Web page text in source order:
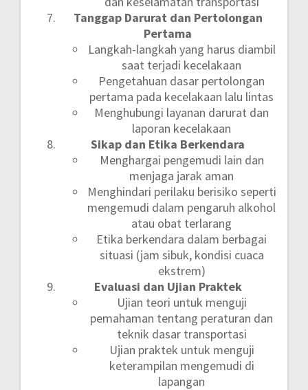
Tanggap Darurat dan Pertolongan
Pertama
Langkah-langkah yang harus diambil
saat terjadi kecelakaan
Pengetahuan dasar pertolongan
pertama pada kecelakaan lalu lintas
Menghubungi layanan darurat dan
laporan kecelakaan
Sikap dan Etika Berkendara
Menghargai pengemudi lain dan
menjaga jarak aman
Menghindari perilaku berisiko seperti
mengemudi dalam pengaruh alkohol
atau obat terlarang
Etika berkendara dalam berbagai
situasi (jam sibuk, kondisi cuaca
ekstrem)
Evaluasi dan Ujian Praktek
Ujian teori untuk menguji
pemahaman tentang peraturan dan
teknik dasar transportasi
Ujian praktek untuk menguji
keterampilan mengemudi di
lapangan